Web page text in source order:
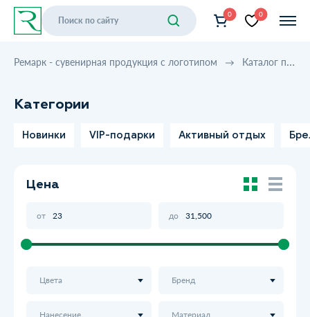
0 0
Ремарк - сувенирная продукция с логотипом Каталог продукции
Категории
Новинки VIP-подарки Активный отдых
Цена
от до
Цвета Бренд
Нанесение Материал